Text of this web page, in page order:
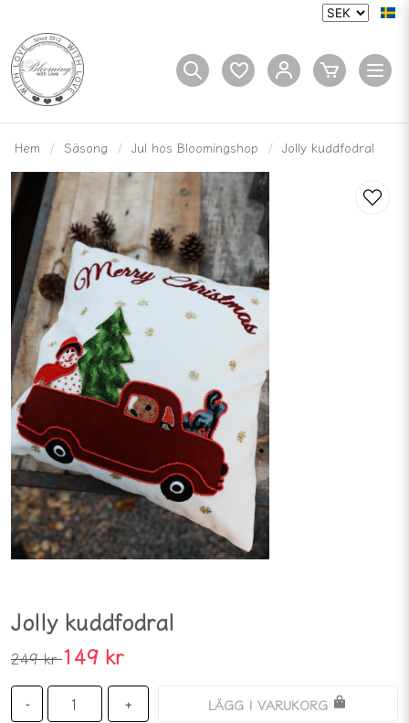
Hem Säsong Jul hos Bloomingshop Jolly kuddfodral
Jolly kuddfodral
249 kr149 kr
- + LÄGG I VARUKORG